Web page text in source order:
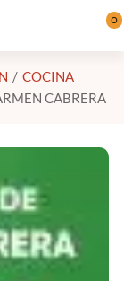
0
COCINA
CABRERA